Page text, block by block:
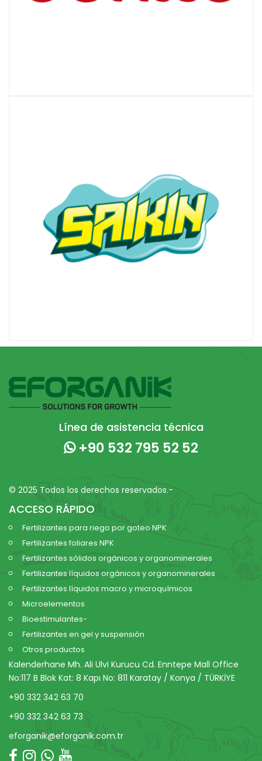
Línea de asistencia técnica
+90 532 795 52 52
© 2025 Todos los derechos reservados.-
ACCESO RÁPIDO
Fertilizantes para riego por goteo NPK
Fertilizantes foliares NPK
Fertilizantes sólidos orgánicos y organominerales
Fertilizantes líquidos orgánicos y organominerales
Fertilizantes líquidos macro y microquímicos
Microelementos
Bioestimulantes-
Fertilizantes en gel y suspensión
Otros productos
Kalenderhane Mh. Ali Ulvi Kurucu Cd. Enntepe Mall Office
No:117 B Blok Kat: 8 Kapı No: 811 Karatay / Konya / TÜRKİYE
+90 332 342 63 70
+90 332 342 63 73
eforganik@eforganik.com.tr